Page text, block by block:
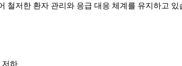
철저한 환자 관리와 응급 대응 체계를 유지하고 있
저하